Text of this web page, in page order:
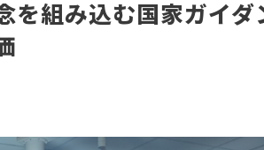
を組み込む国家ガイダ